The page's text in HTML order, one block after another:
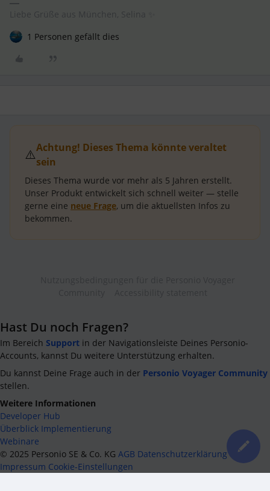
1 Personen gefällt dies
⚠️Achtung! Dieses Thema könnte veraltet
sein
Dieses Thema wurde vor mehr als 5 Jahren erstellt.
Unser Produkt entwickelt sich schnell weiter — stelle
gerne eine neue Frage, um die aktuellsten Infos zu
bekommen.
Hast Du noch Fragen?
Im Bereich Support in der Navigationsleiste Deines Personio-
Accounts, kannst Du weitere Unterstützung erhalten.
Du kannst Deine Frage auch in der Personio Voyager Community
stellen.
Weitere Informationen
Developer Hub
Überblick Implementierung
Webinare
© 2025 Personio SE & Co. KG AGB Datenschutzerklärung
Impressum Cookie-Einstellungen